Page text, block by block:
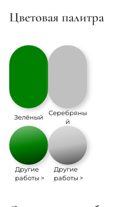
Цветовая палитра
Зелёный
Другие
работы >
Серебряны
й
Другие
работы >